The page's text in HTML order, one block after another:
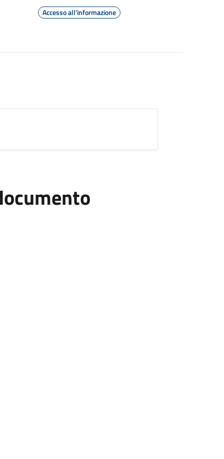
Accesso all'informazione